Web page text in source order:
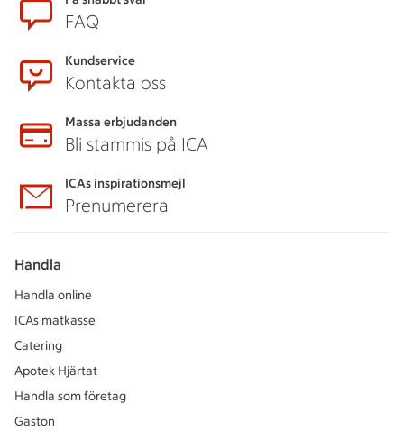
FAQ
Kundservice
Kontakta oss
Massa erbjudanden
Bli stammis på ICA
ICAs inspirationsmejl
Prenumerera
Handla
Handla online
ICAs matkasse
Catering
Apotek Hjärtat
Handla som företag
Gaston